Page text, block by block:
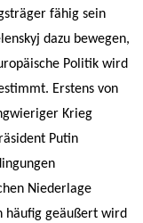
fähig sein
dazu bewegen,
Politik wird
Erstens von
Krieg
Putin
Niederlage
häufig geäußert wird